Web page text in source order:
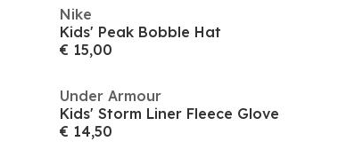
Nike
Kids' Peak Bobble Hat
€ 15,00
Under Armour
Kids' Storm Liner Fleece Glove
€ 14,50